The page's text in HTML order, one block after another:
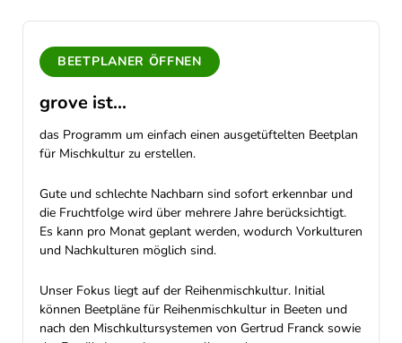
BEETPLANER ÖFFNEN
grove ist...
das Programm um einfach einen ausgetüftelten Beetplan
für Mischkultur zu erstellen.
Gute und schlechte Nachbarn sind sofort erkennbar und
die Fruchtfolge wird über mehrere Jahre berücksichtigt.
Es kann pro Monat geplant werden, wodurch Vorkulturen
und Nachkulturen möglich sind.
Unser Fokus liegt auf der Reihenmischkultur. Initial
können Beetpläne für Reihenmischkultur in Beeten und
nach den Mischkultursystemen von Gertrud Franck sowie